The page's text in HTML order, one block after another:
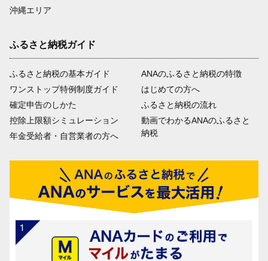
沖縄エリア
ふるさと納税ガイド
ふるさと納税の基本ガイド
ワンストップ特例制度ガイド
確定申告のしかた
控除上限額シミュレーション
年金受給者・自営業者の方へ
ANAのふるさと納税の特徴
はじめての方へ
ふるさと納税の流れ
動画でわかるANAのふるさと
納税